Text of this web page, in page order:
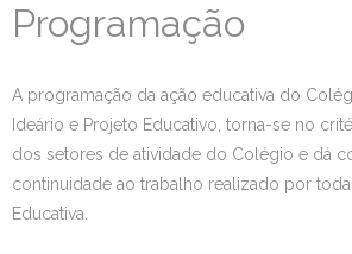
Programação
A programação da ação educativa do
Ideário e Projeto Educativo, torna-se no
dos setores de atividade do Colégio e dá
continuidade ao trabalho realizado por
Educativa.